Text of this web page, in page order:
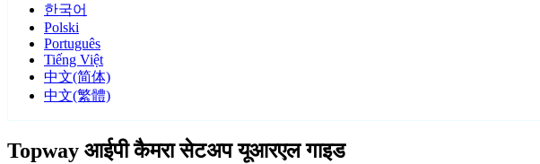
한국어
Polski
Português
Tiếng Việt
中文(简体)
中文(繁體)
Topway आईपी कैमरा सेटअप यूआरएल गाइड